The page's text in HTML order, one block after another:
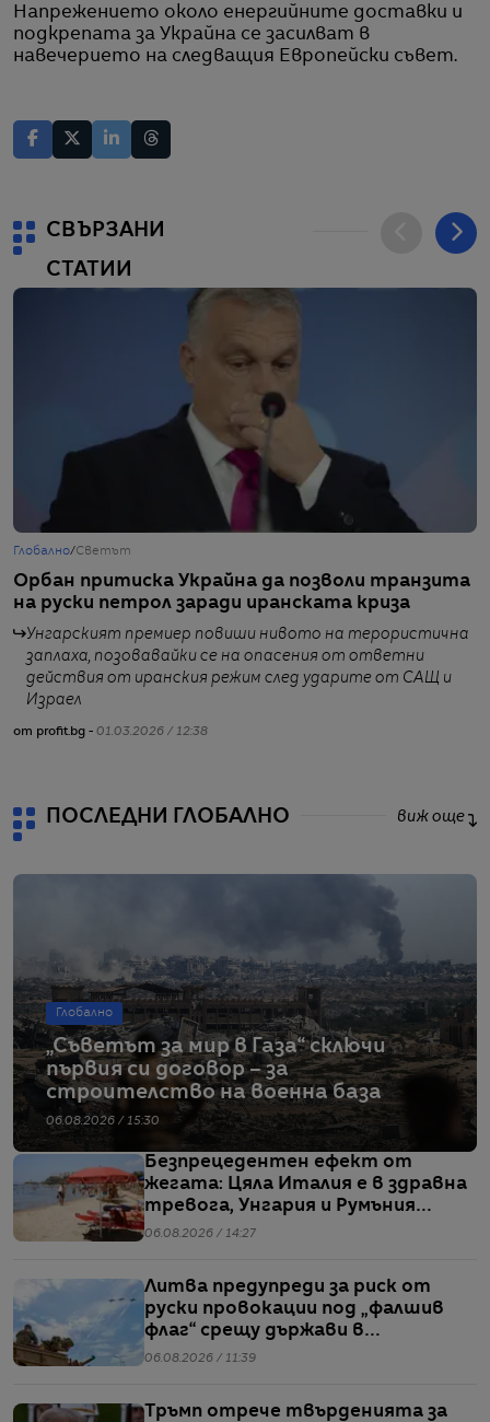
Напрежението около енергийните доставки и
подкрепата за Украйна се засилват в
навечерието на следващия Европейски съвет.
СВЪРЗАНИ
СТАТИИ
Глобално/Светът
Орбан притиска Украйна да позволи транзита
на руски петрол заради иранската криза
Унгарският премиер повиши нивото на терористична
заплаха, позовавайки се на опасения от ответни
действия от иранския режим след ударите от САЩ и
Израел
от profit.bg - 01.03.2026 / 12:38
ПОСЛЕДНИ ГЛОБАЛНО виж още
Глобално
„Съветът за мир в Газа“ сключи
първия си договор – за
строителство на военна база
06.08.2026 / 15:30
Безпрецедентен ефект от
жегата: Цяла Италия е в здравна
тревога, Унгария и Румъния
пестят електричество
06.08.2026 / 14:27
Литва предупреди за риск от
руски провокации под „фалшив
флаг“ срещу държави в
Балтийския регион
06.08.2026 / 11:39
Тръмп отрече твърденията за